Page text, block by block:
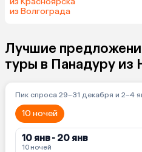
из Волгограда
Лучшие
туры в Панадуру из
Пик спроса 29–31 декабря и 2–4
10 ночей
10 янв - 20 янв
10 ночей